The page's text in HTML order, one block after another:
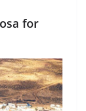
for